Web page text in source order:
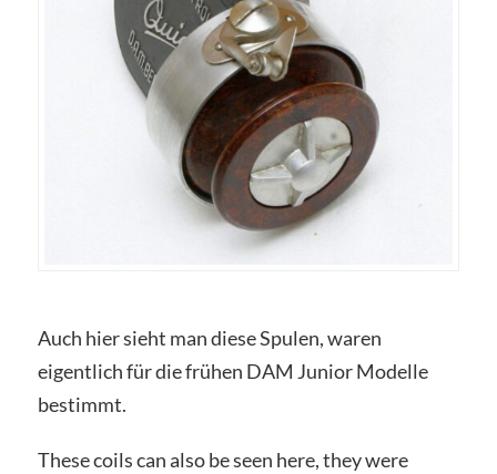
Auch hier sieht man diese Spulen, waren
eigentlich für die frühen DAM Junior Modelle
bestimmt.
These coils can also be seen here, they were